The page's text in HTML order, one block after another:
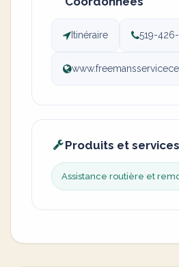
Itinéraire 519-
Produits et services
Assistance routière et